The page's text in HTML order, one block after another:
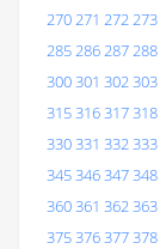
270271 272273
285286287288
300301 302303
315316317318
330331 332333
345346347348
360361 362363
375376377378